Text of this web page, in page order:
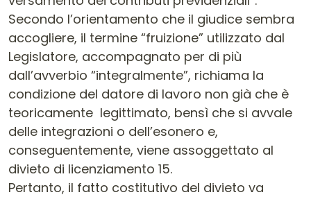
Secondo l’orientamento che il giudice sembra
accogliere, il termine “fruizione” utilizzato dal
Legislatore, accompagnato per di più
dall’avverbio “integralmente”, richiama la
condizione del datore di lavoro non già che è
teoricamente legittimato, bensì che si avvale
delle integrazioni o dell’esonero e,
conseguentemente, viene assoggettato al
divieto di licenziamento 15.
Pertanto, il fatto costitutivo del divieto va